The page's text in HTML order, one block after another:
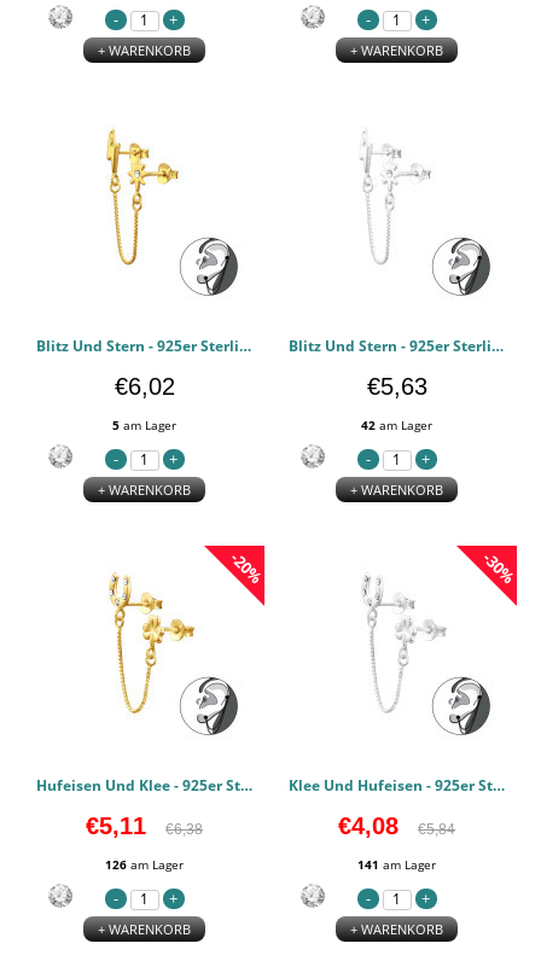
+ WARENKORB + WARENKORB
Blitz Und Stern - 925er Sterling Silber Ear Jackets & Connector Earrings (PCS) PCJW44281
€6,02
5 am Lager
+ WARENKORB
Blitz Und Stern - 925er Sterling Silber Ear Jackets & Connector Earrings (PCS) PCJW44280
€5,63
42 am Lager
+ WARENKORB
-20%
Hufeisen Und Klee - 925er Sterling Silber Ear Jackets & Connector Earrings (PCS) PCJW44279
€5,11 €6,38
126 am Lager
+ WARENKORB
-30%
Klee Und Hufeisen - 925er Sterling Silber Ear Jackets & Connector Earrings (PCS) PCJW44278
€4,08 €5,84
141 am Lager
+ WARENKORB